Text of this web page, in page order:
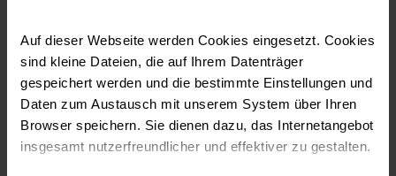
Auf dieser Webseite werden Cookies eingesetzt. Cookies
sind kleine Dateien, die auf Ihrem Datenträger
gespeichert werden und die bestimmte Einstellungen und
Daten zum Austausch mit unserem System über Ihren
Browser speichern. Sie dienen dazu, das Internetangebot
insgesamt nutzerfreundlicher und effektiver zu gestalten.